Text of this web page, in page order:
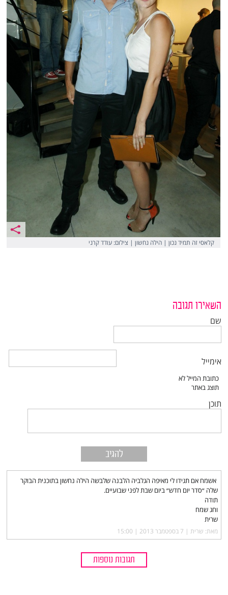
קלאסי זה תמיד נכון | הילה נחשון | צילום: עודד קרני
השאירו תגובה
שם
אימייל
תוכן
אשמח אם תגידו לי מאיפה הגלביה הלבנה שלבשה הילה נחשון בתוכנית הבוקר
שלה ״סדר יום חדש״ ביום שבת לפני שבועיים.
תודה
וחג שמח
שרית
מאת: שרית |‏ 7 בספטמבר 2013 | 15:00
תגובות נוספות